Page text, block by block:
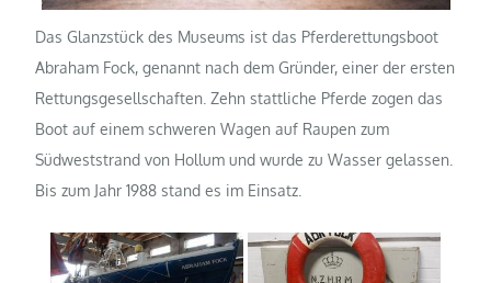
Das Glanzstück des Museums ist das Pferderettungsboot
Abraham Fock, genannt nach dem Gründer, einer der ersten
Rettungsgesellschaften. Zehn stattliche Pferde zogen das
Boot auf einem schweren Wagen auf Raupen zum
Südweststrand von Hollum und wurde zu Wasser gelassen.
Bis zum Jahr 1988 stand es im Einsatz.